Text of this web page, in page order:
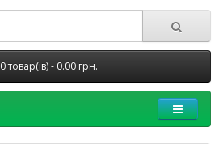
0 товар(ів) - 0.00 грн.